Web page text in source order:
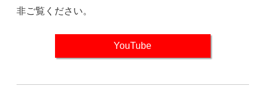
非ご覧ください。
YouTube